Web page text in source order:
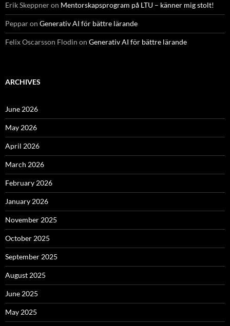
Erik Skeppneron Mentorskapsprogram på LTU – känner mig stolt!
Pepparon Generativ AI för bättre lärande
Felix Oscarsson Flodin on Generativ AI för bättre lärande
ARCHIVES
June 2026
May 2026
April 2026
March 2026
February 2026
January 2026
November 2025
October 2025
September 2025
August 2025
June 2025
May 2025